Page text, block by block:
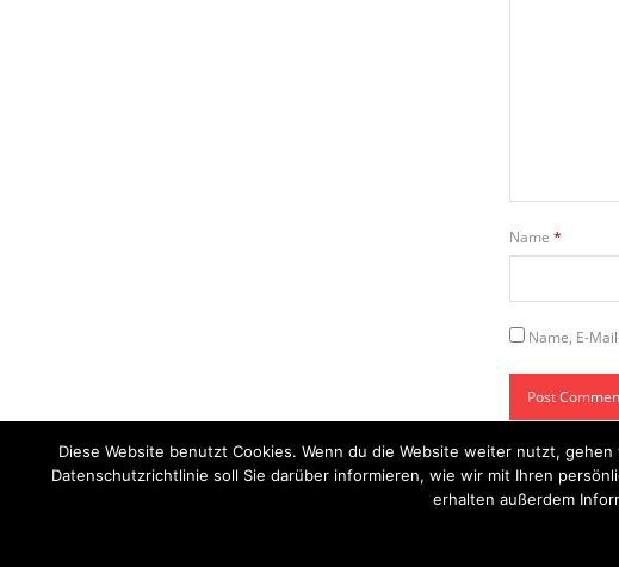
Name *
Name, E-
Startseite
Diese Website benutzt Cookies. Wenn du die Website weiter nutzt,
Datenschutzrichtlinie soll Sie darüber informieren, wie wir mit Ihren
erhalten außerdem